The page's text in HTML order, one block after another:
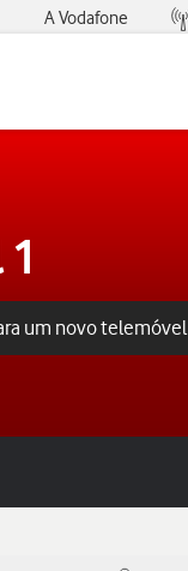
A Vodafone
um novo telemóvel